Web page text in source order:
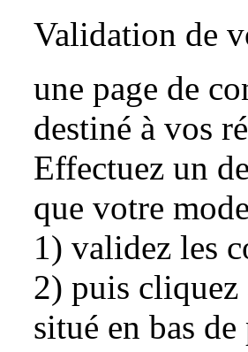
Validation de
une page de
destiné à vos
Effectuez un
que votre
1) validez les
2) puis cliquez
situé en bas de